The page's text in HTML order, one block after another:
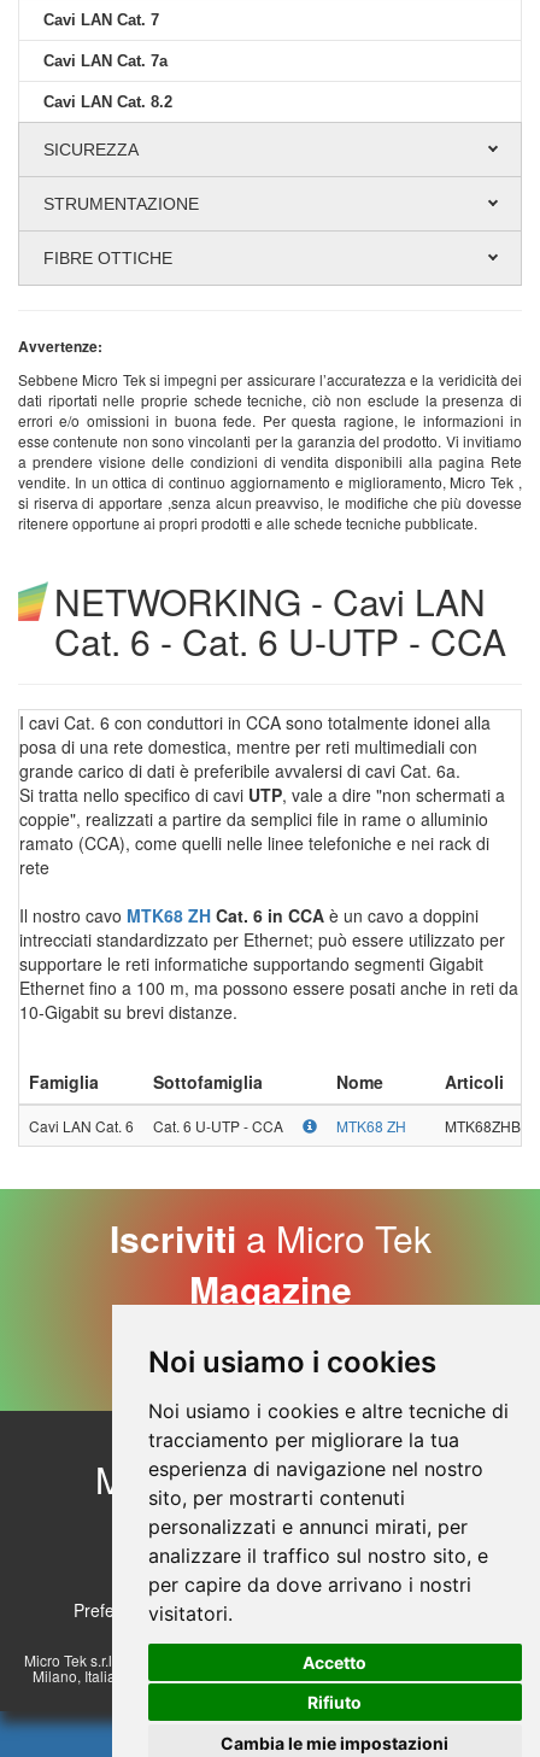
Noi usiamo i cookies
Noi usiamo i cookies e altre tecniche di
tracciamento per migliorare la tua
esperienza di navigazione nel nostro
sito, per mostrarti contenuti
personalizzati e annunci mirati, per
analizzare il traffico sul nostro sito, e
per capire da dove arrivano i nostri
visitatori.
Accetto
Rifiuto
Cambia le mie impostazioni
Cavi LAN Cat. 7
Cavi LAN Cat. 7a
Cavi LAN Cat. 8.2
SICUREZZA
STRUMENTAZIONE
FIBRE OTTICHE
Avvertenze:
Sebbene Micro Tek si impegni per assicurare l’accuratezza e la veridicità dei
dati riportati nelle proprie schede tecniche, ciò non esclude la presenza di
errori e/o omissioni in buona fede. Per questa ragione, le informazioni in
esse contenute non sono vincolanti per la garanzia del prodotto. Vi invitiamo
a prendere visione delle condizioni di vendita disponibili alla pagina Rete
vendite. In un ottica di continuo aggiornamento e miglioramento, Micro Tek ,
si riserva di apportare ,senza alcun preavviso, le modifiche che più dovesse
ritenere opportune ai propri prodotti e alle schede tecniche pubblicate.
NETWORKING - Cavi LAN
Cat. 6 - Cat. 6 U-UTP - CCA
I cavi Cat. 6 con conduttori in CCA sono totalmente idonei alla
posa di una rete domestica, mentre per reti multimediali con
grande carico di dati è preferibile avvalersi di cavi Cat. 6a.
Si tratta nello specifico di cavi UTP, vale a dire "non schermati a
coppie", realizzati a partire da semplici file in rame o alluminio
ramato (CCA), come quelli nelle linee telefoniche e nei rack di
rete
Il nostro cavo MTK68 ZH Cat. 6 in CCA è un cavo a doppini
intrecciati standardizzato per Ethernet; può essere utilizzato per
supportare le reti informatiche supportando segmenti Gigabit
Ethernet fino a 100 m, ma possono essere posati anche in reti da
10-Gigabit su brevi distanze.
Famiglia Sottofamiglia Nome Articoli
Cavi LAN Cat. 6 Cat. 6 U-UTP - CCA MTK68 ZH MTK68ZHB10
Iscriviti a Micro Tek
Magazine
Iscriviti Adesso
Micro Tek
© Copyright 2026
Preferenze sui Cookies
Contattaci
Profilo aziendale
Sicurezza dei prodotti
Sezione Privacy
Micro Tek s.r.l. a socio unico - Via Lombardi 17/23, 20072 Pieve Emanuele -
Milano, Italia. Tel.: +39 02.57510830 r.a. E-mail: info@microteksrl.it - P.Iva
07513430152